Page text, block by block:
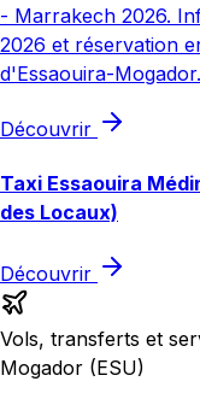
- Marrakech 2026.
2026 et réservation
d'Essaouira-Mogador.
Découvrir
Taxi Essaouira
des Locaux)
Découvrir
Vols, transferts et
Mogador (ESU)